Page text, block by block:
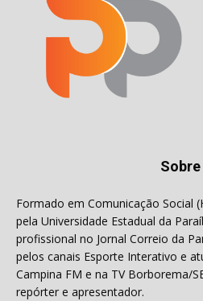
Sobre
Formado em Comunicação Social
pela Universidade Estadual da
profissional no Jornal Correio da
pelos canais Esporte Interativo e
Campina FM e na TV Borborema/
repórter e apresentador.